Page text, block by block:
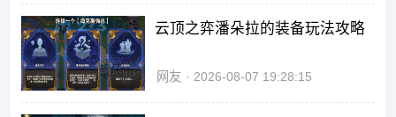
云顶之弈潘朵拉的装备玩法攻略
网友 2026-08-07 19:28:15